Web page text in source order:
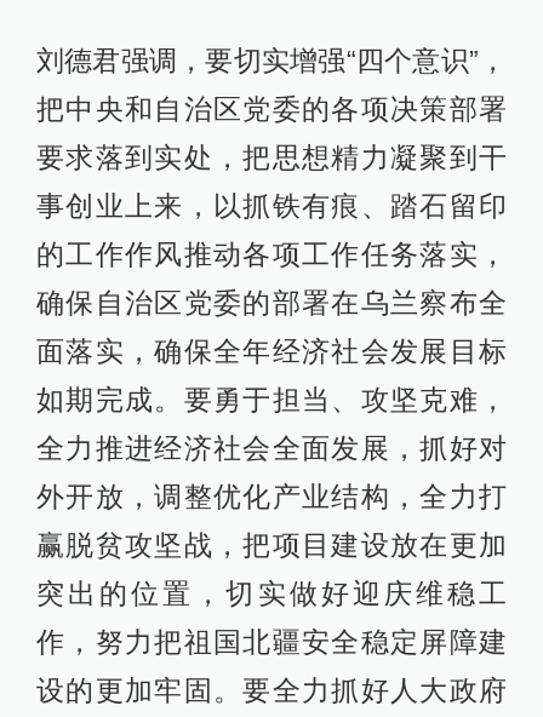
刘德君强调，要切实增强“四个意识”，
把中央和自治区党委的各项决策部署
要求落到实处，把思想精力凝聚到干
事创业上来，以抓铁有痕、踏石留印
的工作作风推动各项工作任务落实，
确保自治区党委的部署在乌兰察布全
面落实，确保全年经济社会发展目标
如期完成。要勇于担当、攻坚克难，
全力推进经济社会全面发展，抓好对
外开放，调整优化产业结构，全力打
赢脱贫攻坚战，把项目建设放在更加
突出的位置，切实做好迎庆维稳工
作，努力把祖国北疆安全稳定屏障建
设的更加牢固。要全力抓好人大政府